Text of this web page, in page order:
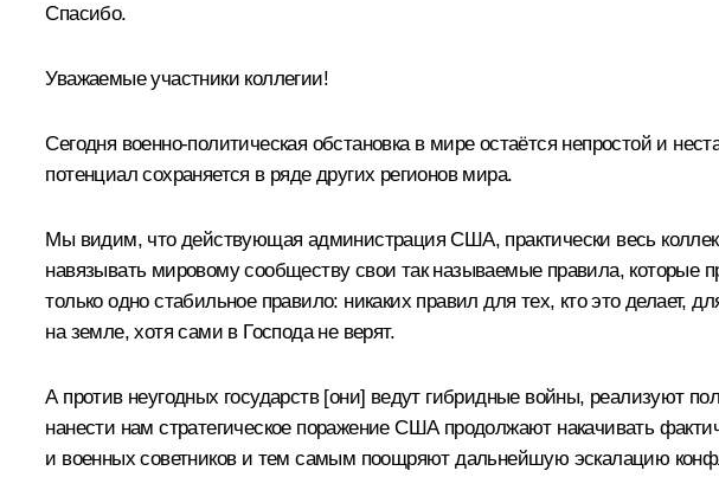
Спасибо.
Уважаемые участники коллегии!
Сегодня военно-политическая обстановка в мире остаётся непростой и
потенциал сохраняется в ряде других регионов мира.
Мы видим, что действующая администрация США, практически весь
навязывать мировому сообществу свои так называемые правила, которые
только одно стабильное правило: никаких правил для тех, кто это делает,
на земле, хотя сами в Господа не верят.
А против неугодных государств [они] ведут гибридные войны, реализуют
нанести нам стратегическое поражение США продолжают накачивать
и военных советников и тем самым поощряют дальнейшую эскалацию